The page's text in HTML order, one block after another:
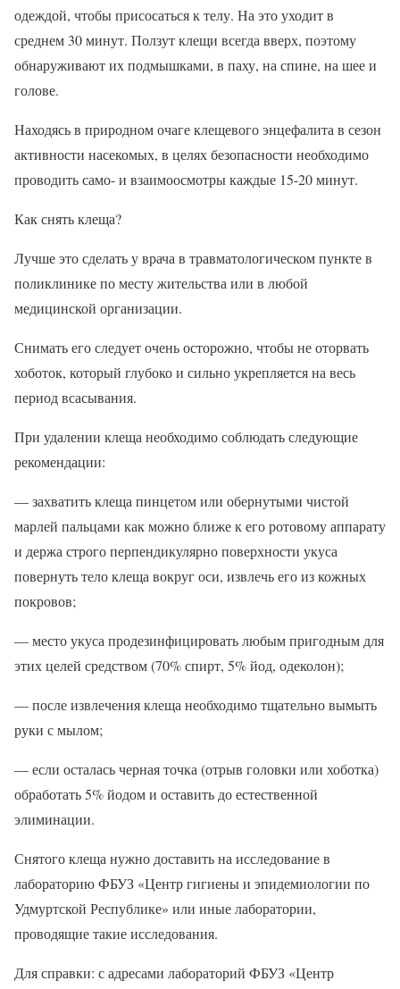
одеждой, чтобы присосаться к телу. На это уходит в
среднем 30 минут. Ползут клещи всегда вверх, поэтому
обнаруживают их подмышками, в паху, на спине, на шее и
голове.
Находясь в природном очаге клещевого энцефалита в сезон
активности насекомых, в целях безопасности необходимо
проводить само- и взаимоосмотры каждые 15-20 минут.
Как снять клеща?
Лучше это сделать у врача в травматологическом пункте в
поликлинике по месту жительства или в любой
медицинской организации.
Снимать его следует очень осторожно, чтобы не оторвать
хоботок, который глубоко и сильно укрепляется на весь
период всасывания.
При удалении клеща необходимо соблюдать следующие
рекомендации:
— захватить клеща пинцетом или обернутыми чистой
марлей пальцами как можно ближе к его ротовому аппарату
и держа строго перпендикулярно поверхности укуса
повернуть тело клеща вокруг оси, извлечь его из кожных
покровов;
— место укуса продезинфицировать любым пригодным для
этих целей средством (70% спирт, 5% йод, одеколон);
— после извлечения клеща необходимо тщательно вымыть
руки с мылом;
— если осталась черная точка (отрыв головки или хоботка)
обработать 5% йодом и оставить до естественной
элиминации.
Снятого клеща нужно доставить на исследование в
лабораторию ФБУЗ «Центр гигиены и эпидемиологии по
Удмуртской Республике» или иные лаборатории,
проводящие такие исследования.
Для справки: с адресами лабораторий ФБУЗ «Центр